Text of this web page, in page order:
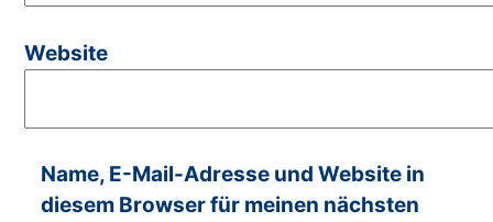
Website
Name, E-Mail-Adresse und Website in
diesem Browser für meinen nächsten